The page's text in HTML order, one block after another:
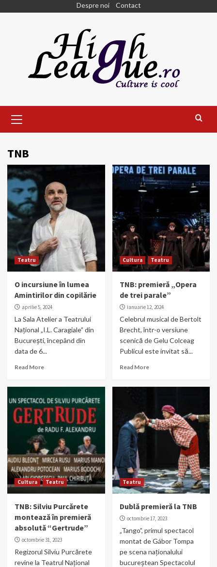
Despre noi Contact
Menu
TNB
Teatru
O incursiune în lumea
Amintirilor din copilărie
aprilie 5, 2024
La Sala Atelier a Teatrului
Național „I.L. Caragiale” din
București, începând din
data de 6...
Read More
Cultura Teatru
TNB: premieră „Opera
de trei parale”
ianuarie 12, 2024
Celebrul musical de Bertolt
Brecht, într-o versiune
scenică de Gelu Colceag
Publicul este invitat să...
Read More
Cultura Teatru
TNB: Silviu Purcărete
montează în premieră
absolută “Gertrude”
octombrie 31, 2023
Regizorul Silviu Purcărete
revine la Teatrul Național
Teatru
Dublă premieră la TNB
octombrie 17, 2023
„Tango”, primul spectacol
montat de Gábor Tompa
pe scena naționalului
bucureștean Spectacolul